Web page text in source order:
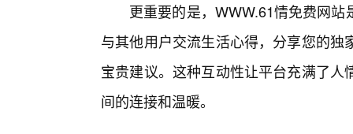
更重要的是，WWW.61情免费网
与其他用户交流生活心得，分享您的
宝贵建议。这种互动性让平台充满了
间的连接和温暖。